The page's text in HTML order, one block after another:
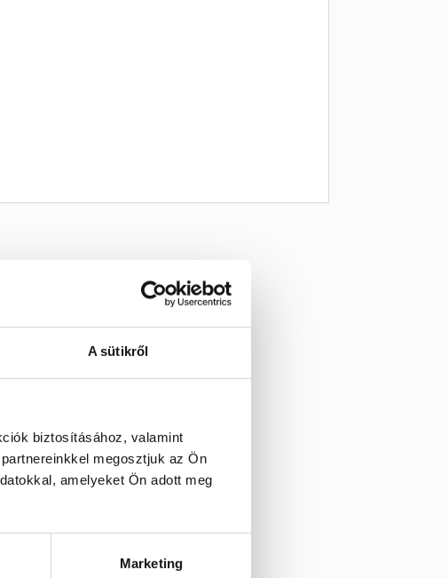
A sütikről
biztosításához, valamint
megosztjuk az Ön
amelyeket Ön adott meg
Marketing